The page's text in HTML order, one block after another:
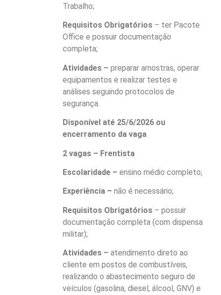
Trabalho;
Requisitos Obrigatórios – ter Pacote
Office e possuir documentação
completa;
Atividades –preparar amostras, operar
equipamentos e realizar testes e
análises seguindo protocolos de
segurança.
Disponível até 25/6/2026 ou
encerramento da vaga
2 vagas – Frentista
Escolaridade – ensino médio completo;
Experiência –não é necessário;
Requisitos Obrigatórios – possuir
documentação completa (com dispensa
militar);
Atividades –atendimento direto ao
cliente em postos de combustíveis,
realizando o abastecimento seguro de
veículos (gasolina, diesel, álcool, GNV) e